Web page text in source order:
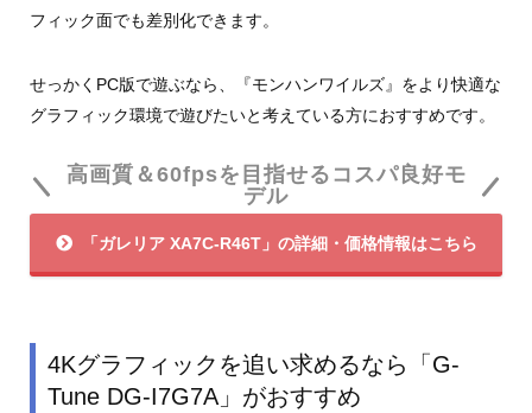
フィック面でも差別化できます。
せっかくPC版で遊ぶなら、『モンハンワイルズ』をより快適な
グラフィック環境で遊びたいと考えている方におすすめです。
高画質＆60fpsを目指せるコスパ良好モ
デル
「ガレリア XA7C-R46T」の詳細・価格情報はこちら
4Kグラフィックを追い求めるなら「G-
Tune DG-I7G7A」がおすすめ